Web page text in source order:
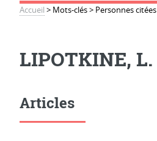
Accueil > Mots-clés> Personnes citées
LIPOTKINE, L.
Articles